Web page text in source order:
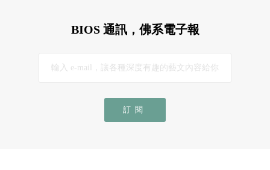
BIOS 通訊，佛系電子報
訂閱